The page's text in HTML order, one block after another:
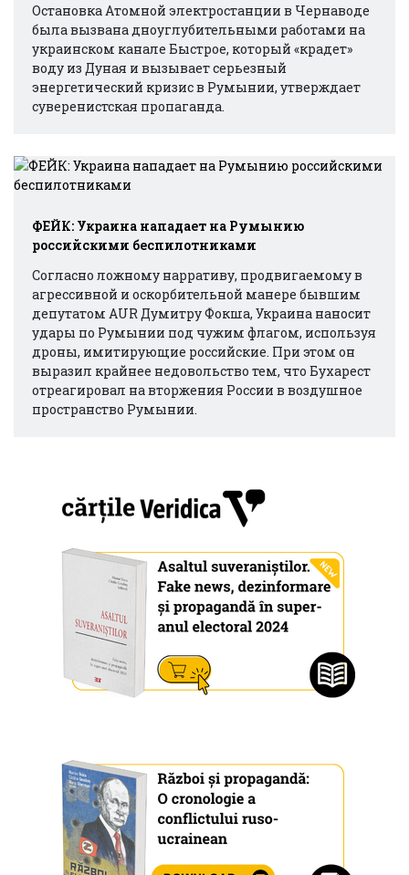
Остановка Атомной электростанции в Чернаводе
была вызвана дноуглубительными работами на
украинском канале Быстрое, который «крадет»
воду из Дуная и вызывает серьезный
энергетический кризис в Румынии, утверждает
суверенистская пропаганда.
ФЕЙК: Украина нападает на Румынию
российскими беспилотниками
Согласно ложному нарративу, продвигаемому в
агрессивной и оскорбительной манере бывшим
депутатом AUR Думитру Фокша, Украина наносит
удары по Румынии под чужим флагом, используя
дроны, имитирующие российские. При этом он
выразил крайнее недовольство тем, что Бухарест
отреагировал на вторжения России в воздушное
пространство Румынии.